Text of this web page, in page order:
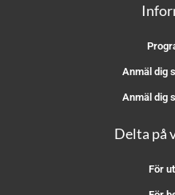
Anmäl dig
Anmäl dig
Delta på
För